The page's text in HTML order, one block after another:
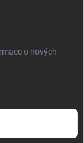
o nových